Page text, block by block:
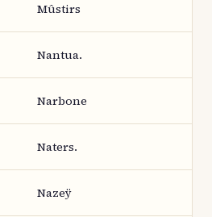
Mûstirs
Nantua.
Narbone
Naters.
Nazeÿ